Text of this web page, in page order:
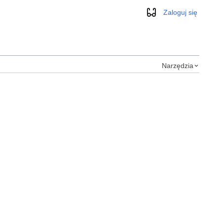
WyglądZaloguj się
Narzędzia